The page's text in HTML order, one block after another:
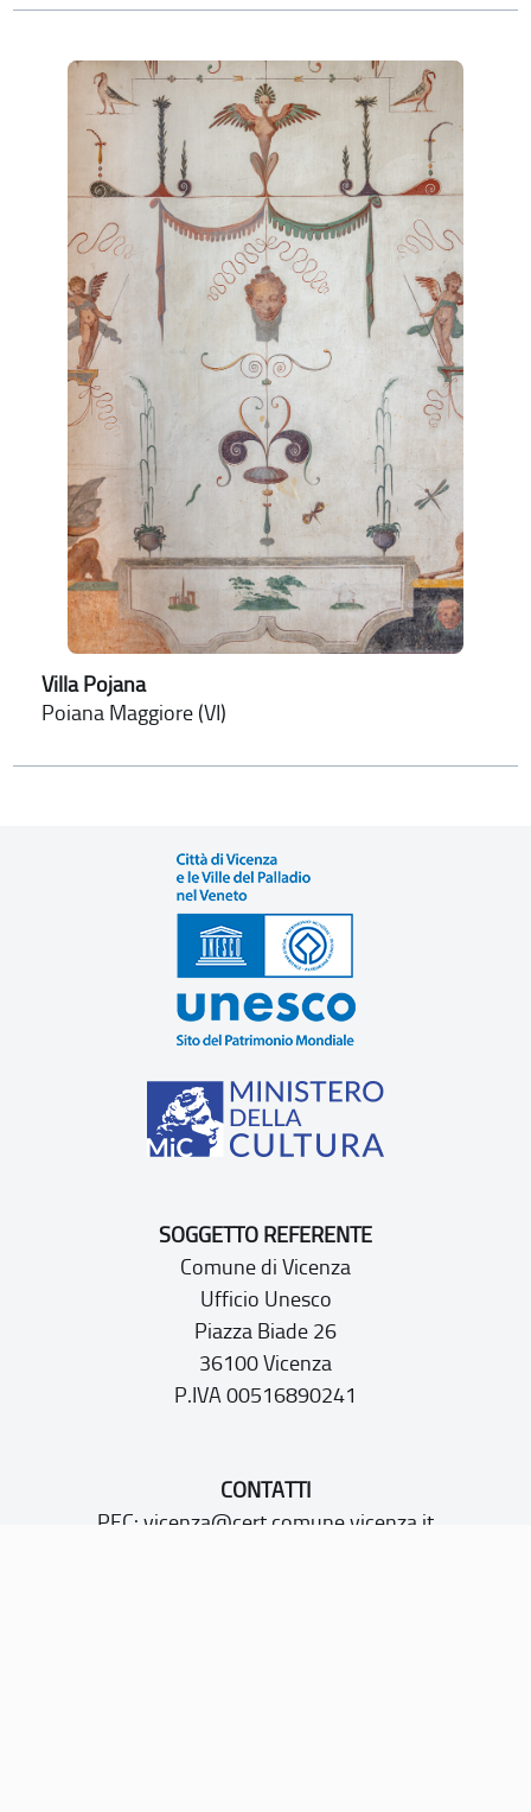
Villa Pojana
Poiana Maggiore (VI)
SOGGETTO REFERENTE
Comune di Vicenza
Ufficio Unesco
Piazza Biade 26
36100 Vicenza
P.IVA 00516890241
CONTATTI
PEC: vicenza@cert.comune.vicenza.it